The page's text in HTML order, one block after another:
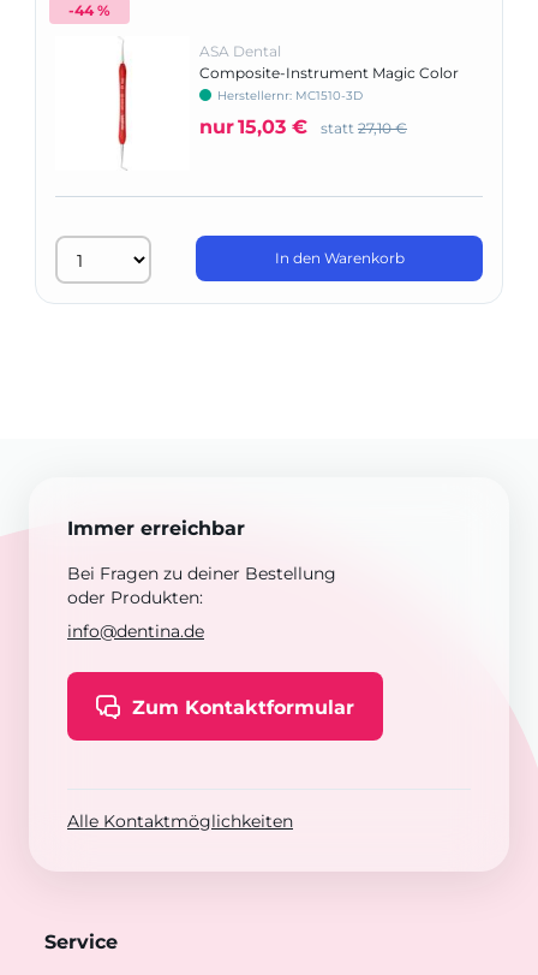
-44 %
ASA Dental
Composite-Instrument Magic Color
ASAHerstellernr: MC1510-3D
nur15,03 € statt 27,10 €
In den Warenkorb
Immer erreichbar
Bei Fragen zu deiner Bestellung
oder Produkten:
info@dentina.de
Zum Kontaktformular
Alle Kontaktmöglichkeiten
Service